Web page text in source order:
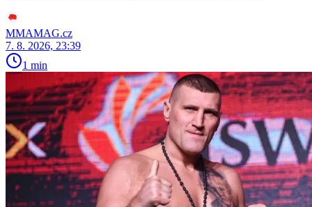
MMAMAG.cz
7. 8. 2026, 23:39
1 min